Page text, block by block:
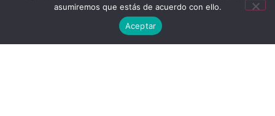
PREGUNTAS
asumiremos que estás de acuerdo con ello.
Aceptar